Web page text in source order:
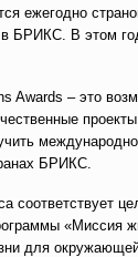
ежегодно
БРИКС. В этом
Awards – это
БРИКС.
соответствует
«Миссия
для